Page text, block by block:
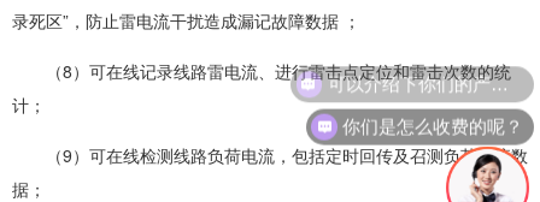
录死区”，防止雷电流干扰造成漏记故障数据 ；
（8）可在线记录线路雷电流、进行雷击点定位和雷击次数的统
计；
（9）可在线检测线路负荷电流，包括定时回传及召测负荷电流数
据；
可以介绍下你们的产品么？
你们是怎么收费的呢？